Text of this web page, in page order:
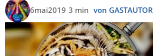
6mai2019 3 min von GASTAUTOR